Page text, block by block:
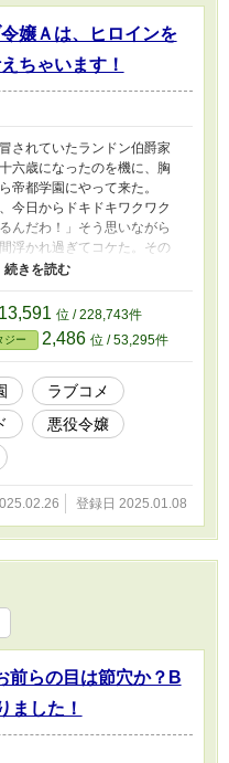
嬢Ａは、ヒロインを
ちゃいます！
されていたランドン伯爵家
六歳になったのを機に、胸
帝都学園にやって来た。
今日からドキドキワクワク
んだわ！」そう思いながら
浮かれ過ぎてコケた。その
が呼び醒まされる。見たこ
の恋模様を繰り広げる乙女
から次へと思い浮かぶ。こ
して前世？かつての自分
生だったことを思い出す。
でしまった私を心配そうに
キャロラインは、断罪され
気付く…。「こんな見た目
そんな目に遭っていいいわ
約者までもがヒロインに懸
見向きもしない。そう愕然
自らキャロライン嬢の取り
を阻止し婚約者の目を覚まさ
とを決める。ヒロインのヤ
って泣けるコメディで
デアが浮かんだ時、男女の
れず、BLじゃない物語は初
現を取り入れていますが、
13,591 位 / 228,743件
ジー 2,486 位 / 53,295件
ラブコメ
悪役令嬢
登録日 2025.01.08
前らの目は節穴か？B
ました！